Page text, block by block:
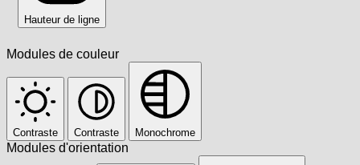
Hauteur de ligne
Modules de couleur
Contraste Contraste Monochrome
Modules d'orientation